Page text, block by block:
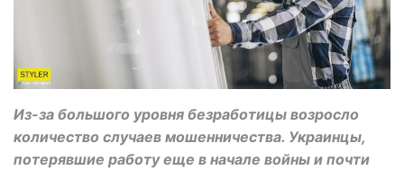
Из-за большого уровня безработицы возросло
количество случаев мошенничества. Украинцы,
потерявшие работу еще в начале войны и почти